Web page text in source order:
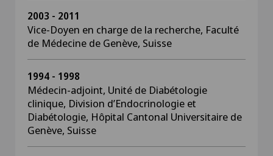
2003 - 2011
Vice-Doyen en charge de la recherche, Faculté
de Médecine de Genève, Suisse
1994 - 1998
Médecin-adjoint, Unité de Diabétologie
clinique, Division d’Endocrinologie et
Diabétologie, Hôpital Cantonal Universitaire de
Genève, Suisse